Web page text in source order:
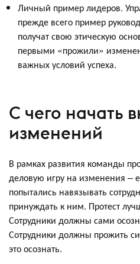
Личный пример лидеров.
прежде всего пример
получат свою этическую
первыми «прожили»
важных условий успеха.
С чего начать
изменений
В рамках развития команды
деловую игру на изменения –
попытались навязывать
принуждать к ним. Протест
Сотрудники должны сами
Сотрудники должны прожить
это осознать.